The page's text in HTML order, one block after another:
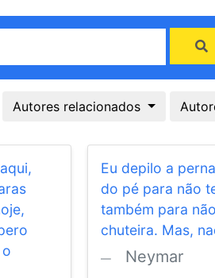
Autores relacionados
Eu depilo a
do pé para não
também para
chuteira. Mas,
Neymar